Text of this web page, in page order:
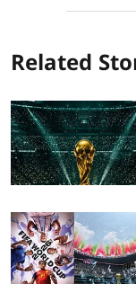
Related